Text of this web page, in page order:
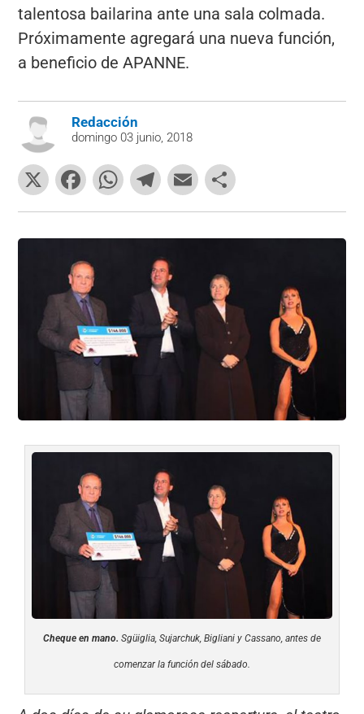
talentosa bailarina ante una sala colmada.
Próximamente agregará una nueva función,
a beneficio de APANNE.
Redacción
domingo 03 junio, 2018
X
F
a
c
e
b
o
o
k
W
h
at
p
T
el
e
gr
a
m
E
m
ai
o
m
tir
Cheque en mano. Sgüiglia, Sujarchuk, Bigliani y Cassano, antes de
comenzar la función del sábado.